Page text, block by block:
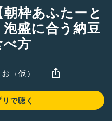
枠あふたーと
盛に合う納豆
方
（仮）
リで聴く